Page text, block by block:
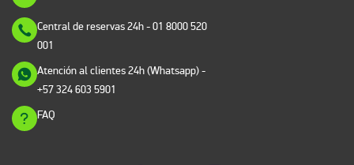
Central de reservas 24h- 01 8000 520
001
Atención al clientes 24h (Whatsapp)-
+57 324 603 5901
FAQ